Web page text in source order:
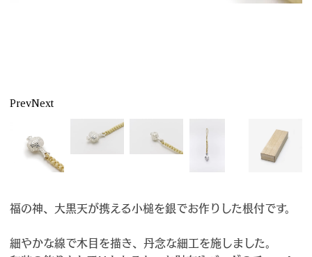
PrevNext
福の神、大黒天が携える小槌を銀でお作りした根付です。
細やかな線で木目を描き、丹念な細工を施しました。